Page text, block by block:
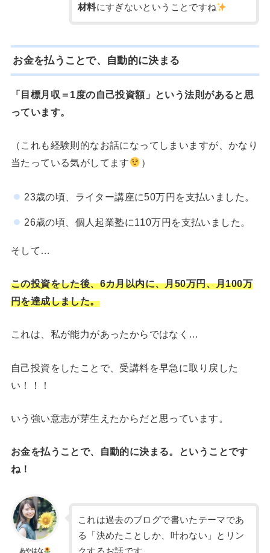
材料にすぎないということですね
お金を払うことで、自動的に決まる
「目標月収＝1度の自己投資額」という法則があると思
っています。
（これも経験則的なお話になってしまいますが、かなり
当たっている気がしてます
）
23歳の頃、ライター講座に50万円を支払いました。
26歳の頃、個人起業塾に110万円を支払いました。
そして…
この投資をした後、6カ月以内に、月50万円、月100万
円を達成しました。
これは、私が能力があったからではなく…
自己投資をしたことで、受講料を早急に取り戻した
い！！！
いう強い意志が芽生えたからだと思っています。
お金を払うことで、自動的に決まる。ということです
ね！
あやはな
これは過去のブログで書いたテーマであ
る「決めたことしか、叶わない」とリン